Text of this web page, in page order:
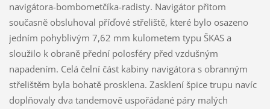
navigátora-bombometčíka-radisty. Navigátor přitom
současně obsluhoval příďové střeliště, které bylo osazeno
jedním pohyblivým 7,62 mm kulometem typu ŠKAS a
sloužilo k obraně přední polosféry před vzdušným
napadením. Celá čelní část kabiny navigátora s obranným
střelištěm byla bohatě prosklena. Zasklení špice trupu navíc
doplňovaly dva tandemově uspořádané páry malých